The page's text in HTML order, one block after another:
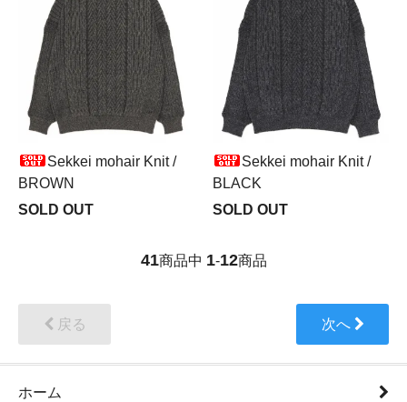
Sekkei mohair Knit /
BROWN
SOLD OUT
Sekkei mohair Knit /
BLACK
SOLD OUT
41商品中 1-12商品
戻る 次へ
ホーム